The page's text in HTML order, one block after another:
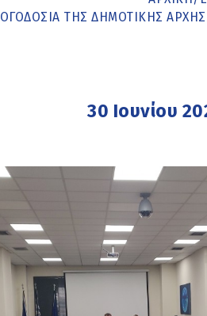
ΤΗΣ ΔΗΜΟΤΙΚΗΣ
30 Ιουνίου